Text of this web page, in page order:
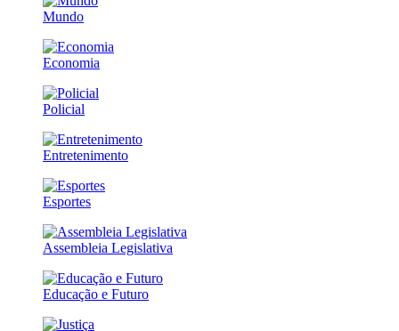
Mundo
Economia
Policial
Entretenimento
Esportes
Assembleia Legislativa
Educação e Futuro